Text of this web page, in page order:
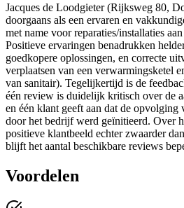
Jacques de Loodgieter (Rijksweg 80,
doorgaans als een ervaren en
met name voor reparaties/installaties
Positieve ervaringen benadrukken
goedkopere oplossingen, en correcte
verplaatsen van een verwarmingsketel
van sanitair). Tegelijkertijd is de
één review is duidelijk kritisch over de
en één klant geeft aan dat de
door het bedrijf werd geïnitieerd. Over
positieve klantbeeld echter zwaarder
blijft het aantal beschikbare reviews
Voordelen